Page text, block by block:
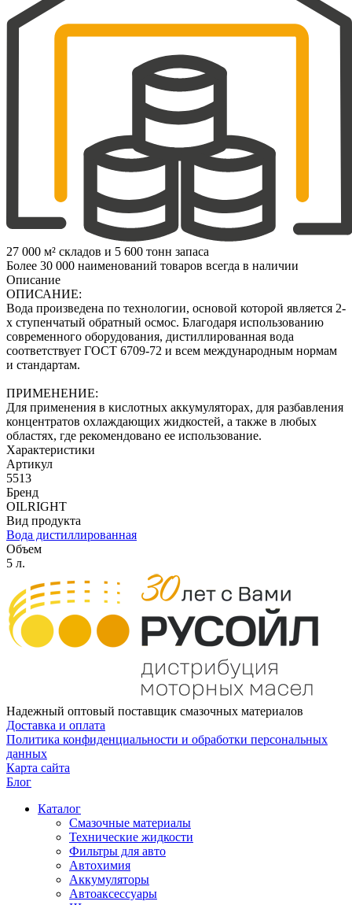
27 000 м² складов и 5 600 тонн запаса
Более 30 000 наименований товаров всегда в наличии
Описание
ОПИСАНИЕ:
Вода произведена по технологии, основой которой является 2-
х ступенчатый обратный осмос. Благодаря использованию
современного оборудования, дистиллированная вода
соответствует ГОСТ 6709-72 и всем международным нормам
и стандартам.
ПРИМЕНЕНИЕ:
Для применения в кислотных аккумуляторах, для разбавления
концентратов охлаждающих жидкостей, а также в любых
областях, где рекомендовано ее использование.
Характеристики
Артикул
5513
Бренд
OILRIGHT
Вид продукта
Вода дистиллированная
Объем
5 л.
Надежный оптовый поставщик смазочных материалов
Доставка и оплата
Политика конфиденциальности и обработки персональных
данных
Карта сайта
Блог
Каталог
Смазочные материалы
Технические жидкости
Фильтры для авто
Автохимия
Аккумуляторы
Автоаксессуары